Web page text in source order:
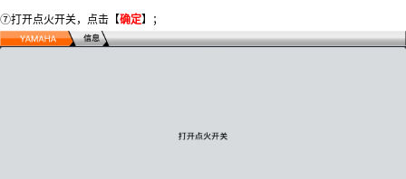
⑦打开点火开关，点击【确定】；